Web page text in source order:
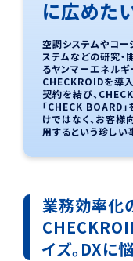
に広めた
空調システムやコー
ステムなどの研究・
るヤンマーエネル
CHECKROIDを導入
契約を結び、
「CHECK BOARD
けではなく、お客
用するという珍しい
業務効率化
イズ。DXに